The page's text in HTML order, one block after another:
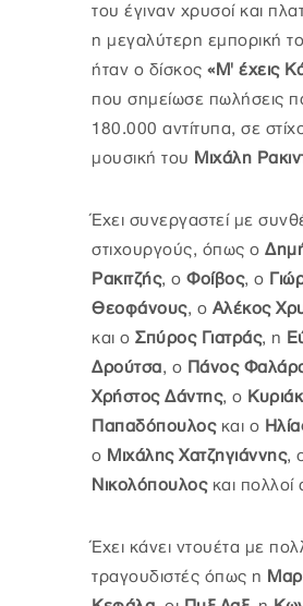
του έγιναν χρυσοί και
η μεγαλύτερη εμπορική
ήταν ο δίσκος «Μ' έχεις
που σημείωσε πωλήσεις
180.000 αντίτυπα, σε
μουσική του Μιχάλη
Έχει συνεργαστεί με
στιχουργούς, όπως ο
Ρακιτζής, ο Φοίβος, ο
Θεοφάνους, ο Αλέκος
και ο Σπύρος Γιατράς, η
Δρούτσα, ο Πάνος
Χρήστος Δάντης, ο
Παπαδόπουλοςκαι ο
ο Μιχάλης Χατζηγιάννης,
Νικολόπουλοςκαι πολλοί
Έχει κάνει ντουέτα με
τραγουδιστές όπως η